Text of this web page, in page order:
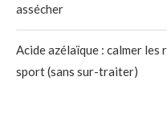
assécher
Acide azélaïque : calmer
sport (sans sur-traiter)